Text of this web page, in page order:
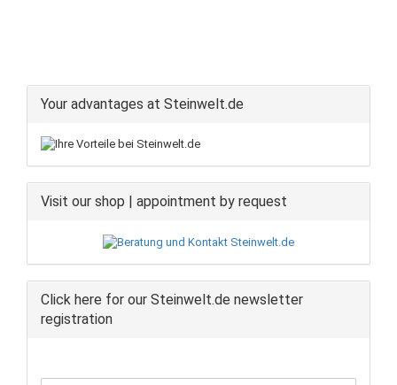
Your advantages at Steinwelt.de
Visit our shop | appointment by request
Click here for our Steinwelt.de newsletter
registration